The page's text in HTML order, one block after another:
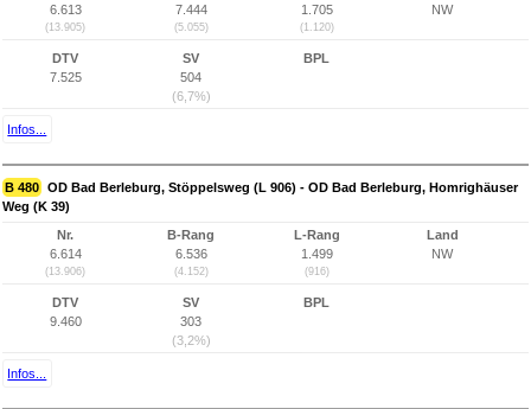
6.613
(13.905)
7.444
(5.055)
1.705
(1.120)
NW
DTV
7.525
SV
504
(6,7%)
BPL
Infos...
B 480 OD Bad Berleburg, Stöppelsweg (L 906) - OD Bad Berleburg, Homrighäuser
Weg (K 39)
Nr.
6.614
(13.906)
B-Rang
6.536
(4.152)
L-Rang
1.499
(916)
Land
NW
DTV
9.460
SV
303
(3,2%)
BPL
Infos...